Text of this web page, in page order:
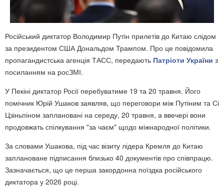
Російський диктатор Володимир Путін прилетів до Китаю слідом
за президентом США Дональдом Трампом. Про це повідомила
пропагандистська агенція ТАСС, передають Патріоти України з
посиланням на росЗМІ.
У Пекіні диктатор Росії перебуватиме 19 та 20 травня. Його
помічник Юрій Ушаков заявляв, що переговори між Путіним та Сі
Цзіньпіном заплановані на середу, 20 травня, а ввечері вони
продовжать спілкування "за чаєм" щодо міжнародної політики.
За словами Ушакова, під час візиту лідера Кремля до Китаю
заплановане підписання близько 40 документів про співпрацю.
Зазначається, що це перша закордонна поїздка російського
диктатора у 2026 році.